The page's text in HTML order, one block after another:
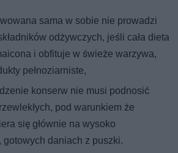
sama w sobie nie prowadzi
odżywczych, jeśli cała dieta
i obfituje w świeże warzywa,
pełnoziarniste,
konserw nie musi podnosić
pod warunkiem że
się głównie na wysoko
gotowych daniach z puszki.